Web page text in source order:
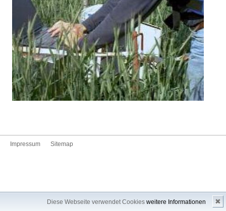
Diese Webseite verwendet Cookies weitere Informationen ✖
Impressum Sitemap